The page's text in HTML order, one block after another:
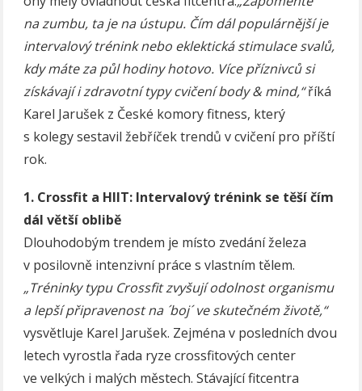
na zumbu, ta je na ústupu. Čím dál populárnější je
intervalový trénink nebo eklektická stimulace svalů,
kdy máte za půl hodiny hotovo. Více příznivců si
získávají i zdravotní typy cvičení body & mind,“říká
Karel Jarušek z České komory fitness, který
s kolegy sestavil žebříček trendů v cvičení pro příští
rok.
1. Crossfit a HIIT: Intervalový trénink se těší čím
dál větší oblibě
Dlouhodobým trendem je místo zvedání železa
v posilovně intenzivní práce s vlastním tělem.
„Tréninky typu Crossfit zvyšují odolnost organismu
a lepší připravenost na ´boj´ ve skutečném životě,“
vysvětluje Karel Jarušek. Zejména v posledních dvou
letech vyrostla řada ryze crossfitových center
ve velkých i malých městech. Stávající fitcentra